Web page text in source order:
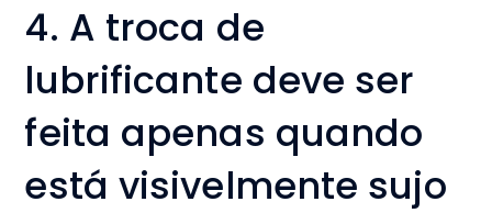
4. A troca de
lubrificante deve ser
feita apenas quando
está visivelmente sujo